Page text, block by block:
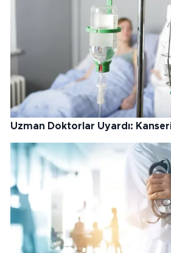
Uzman Doktorlar Uyardı: